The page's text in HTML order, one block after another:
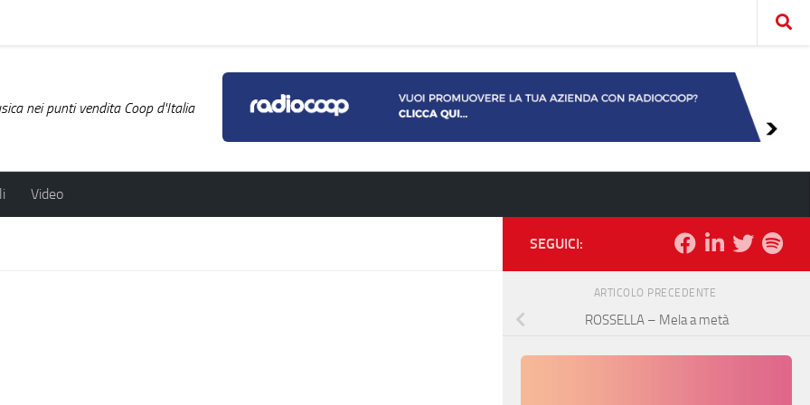
nei punti vendita Coop d'Italia
Video
SEGUICI:
ARTICOLO PRECEDENTE
ROSSELLA – Mela a metà